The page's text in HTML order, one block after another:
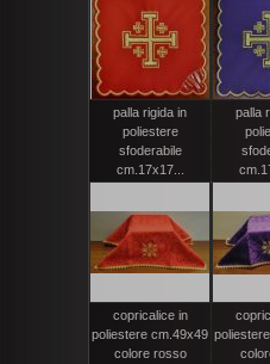
palla rigida in
poliestere
sfoderabile
cm.17x17...
palla
copricalice in
poliestere cm.49x49
colore rosso